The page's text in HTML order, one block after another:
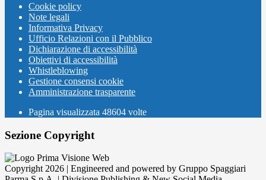
Cookie policy
Note legali
Informativa Privacy
Ufficio Relazioni con il Pubblico
Dichiarazione di accessibilità
Obiettivi di accessibilità
Whistleblowing
Gestione consensi cookie
Amministrazione trasparente
Pagina visualizzata 48604 volte
Sezione Copyright
Copyright 2026 | Engineered and powered by Gruppo Spaggiari